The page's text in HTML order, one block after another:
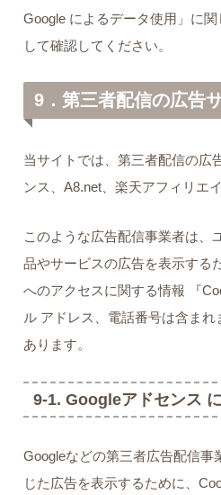
Google によるデータ使用」に関
して確認してください。
9．第三者配信の広告
当サイトでは、第三者配信の広
ンス、A8.net、楽天アフィリエ
このような広告配信事業者は、
品やサービスの広告を表示する
へのアクセスに関する情報 『
ル アドレス、電話番号は含ま
あります。
9-1. Googleアドセンス
Googleなどの第三者広告配信事
じた広告を表示するために、